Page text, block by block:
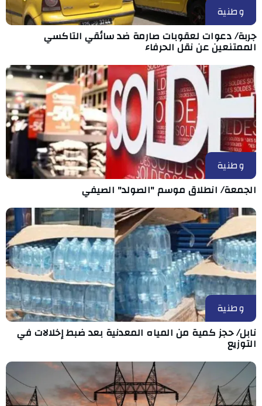
وطنية
جربة/ دعوات لعقوبات صارمة ضد سائقي التاكسي
الممتنعين عن نقل الحرفاء
وطنية
الجمعة/ انطلاق موسم "الصولد" الصيفي
وطنية
نابل/ حجز كمية من المياه المعدنية بعد ضبط إخلالات في
التوزيع